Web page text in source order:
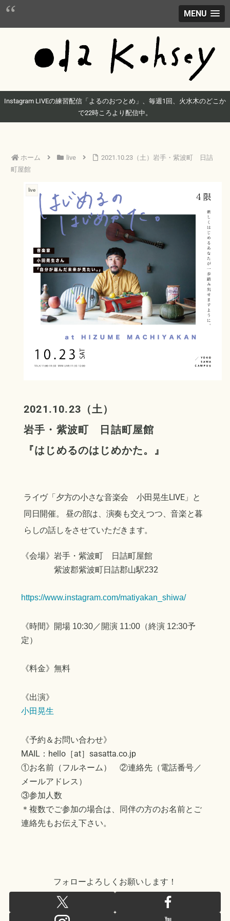
MENU
Instagram LIVEの練習配信「よるのおつとめ」、毎週1回、火水木のどこか
で22時ころより配信中。
ホーム live
2021.10.23（土）岩手・紫波町 日詰
町屋館
live
2021.10.23（土）
岩手・紫波町 日詰町屋館
『はじめるのはじめかた。 』
ライヴ「夕方の小さな音楽会 小田晃生LIVE」と
同日開催。 昼の部は、演奏も交えつつ、音楽と暮
らしの話しをさせていただきます。
《会場》岩手・紫波町 日詰町屋館
紫波郡紫波町日詰郡山駅232
https://www.instagram.com/matiyakan_shiwa/
《時間》開場 10:30／開演 11:00（終演 12:30予
定）
《料金》 無料
《出演》
小田晃生
《予約＆お問い合わせ》
MAIL：hello［at］sasatta.co.jp
①お名前（フルネーム） ②連絡先（電話番号／
メールアドレス）
③参加人数
＊複数でご参加の場合は、同伴の方のお名前とご
連絡先もお伝え下さい。
フォローよろしくお願いします！